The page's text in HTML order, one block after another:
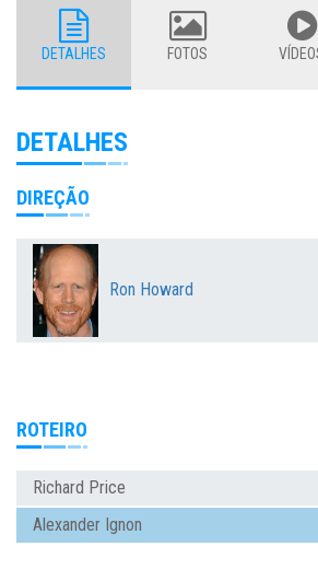
DETALHES FOTOS
DETALHES
DIREÇÃO
Ron Howard
ROTEIRO
Richard Price
Alexander Ignon